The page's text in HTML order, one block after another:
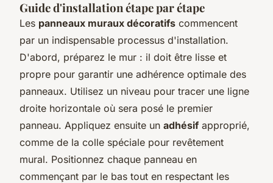
Guide d'installation étape par étape
Les panneaux muraux décoratifs commencent
par un indispensable processus d'installation.
D'abord, préparez le mur : il doit être lisse et
propre pour garantir une adhérence optimale des
panneaux. Utilisez un niveau pour tracer une ligne
droite horizontale où sera posé le premier
panneau. Appliquez ensuite un adhésif approprié,
comme de la colle spéciale pour revêtement
mural. Positionnez chaque panneau en
commençant par le bas tout en respectant les